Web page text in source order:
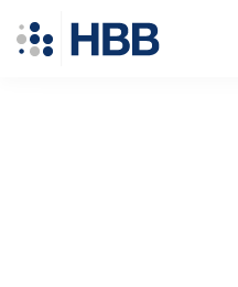
zum
Menü Direkt